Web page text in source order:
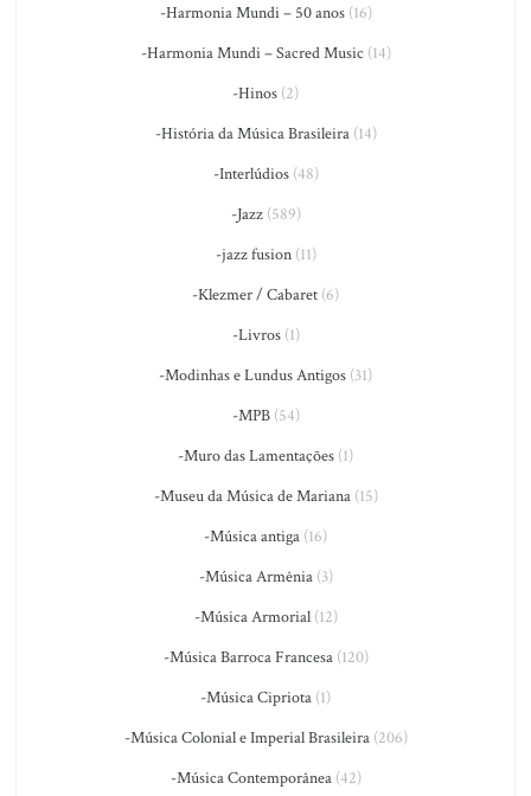
-Harmonia Mundi – 50 anos(16)
-Harmonia Mundi – Sacred Music (14)
-Hinos (2)
-História da Música Brasileira(14)
-Interlúdios(48)
-Jazz(589)
-jazz fusion(11)
-Klezmer / Cabaret (6)
-Livros(1)
-Modinhas e Lundus Antigos (31)
-MPB(54)
-Muro das Lamentações (1)
-Museu da Música de Mariana(15)
-Música antiga (16)
-Música Armênia(3)
-Música Armorial(12)
-Música Barroca Francesa(120)
-Música Cipriota (1)
-Música Colonial e Imperial Brasileira(206)
-Música Contemporânea(42)